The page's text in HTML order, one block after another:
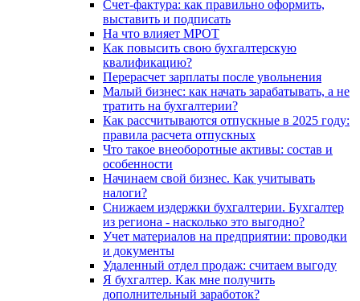
Счет-фактура: как правильно оформить,
выставить и подписать
На что влияет МРОТ
Как повысить свою бухгалтерскую
квалификацию?
Перерасчет зарплаты после увольнения
Малый бизнес: как начать зарабатывать, а не
тратить на бухгалтерии?
Как рассчитываются отпускные в 2025 году:
правила расчета отпускных
Что такое внеоборотные активы: состав и
особенности
Начинаем свой бизнес. Как учитывать
налоги?
Снижаем издержки бухгалтерии. Бухгалтер
из региона - насколько это выгодно?
Учет материалов на предприятии: проводки
и документы
Удаленный отдел продаж: считаем выгоду
Я бухгалтер. Как мне получить
дополнительный заработок?